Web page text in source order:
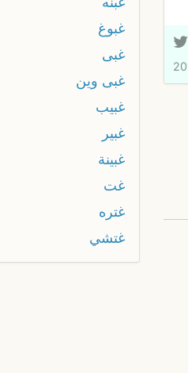
غبوغ
غبى
غبى وين
غبيب
غبير
غبينة
غت
غتره
غتشي